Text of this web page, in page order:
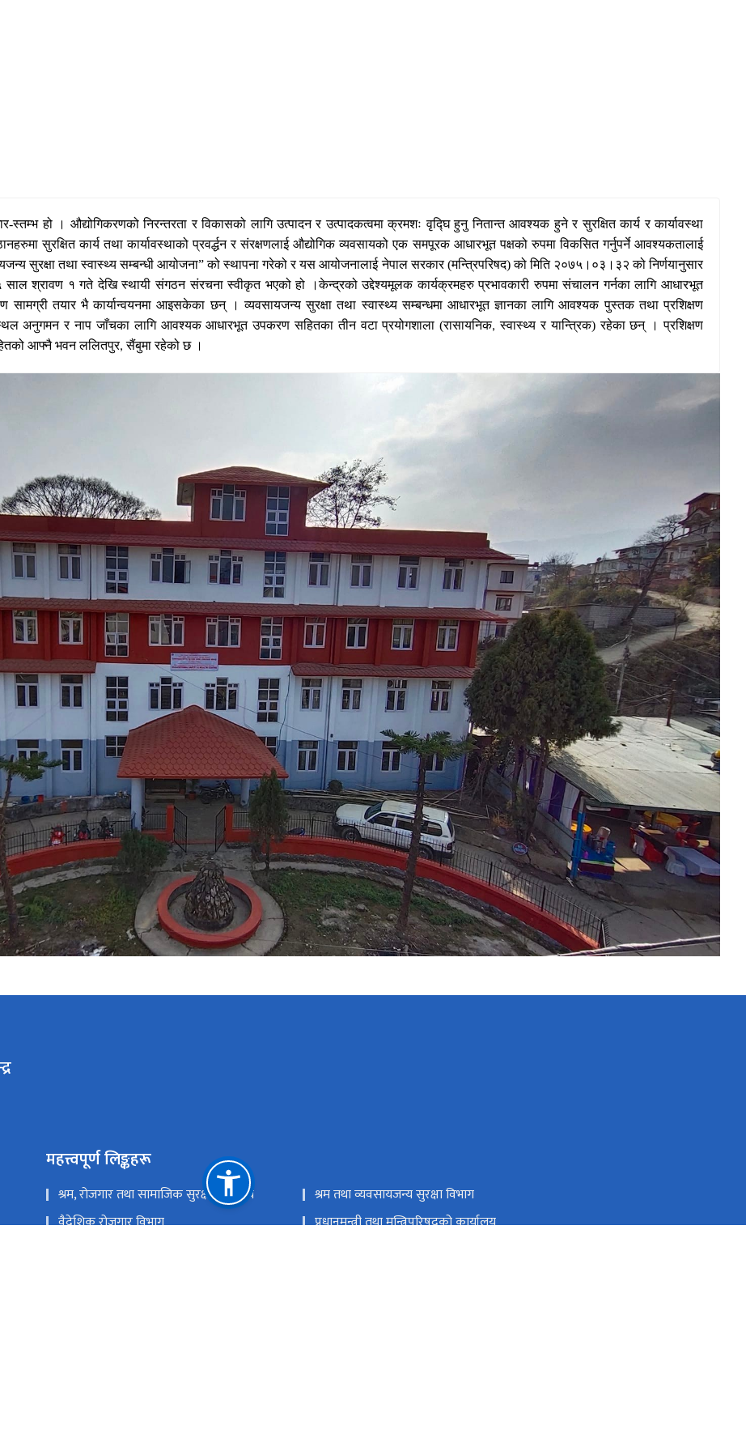
हो । औद्योगिकरणको निरन्तरता र विकासको लागि उत्पादन र उत्पादकत्वमा क्रमशः वृद्घि हुनु नितान्त आवश्यक हुने र सुरक्षित कार्य र कार्यावस्था
सुरक्षित कार्य तथा कार्यावस्थाको प्रवर्द्धन र संरक्षणलाई औद्योगिक व्यवसायको एक समपूरक आधारभूत पक्षको रुपमा विकसित गर्नुपर्ने आवश्यकतालाई
सुरक्षा तथा स्वास्थ्य सम्बन्धी आयोजना”को स्थापना गरेको र यस आयोजनालाई नेपाल सरकार (मन्त्रिपरिषद) को मिति २०७५।०३।३२ को निर्णयानुसार
साल श्रावण १ गते देखि स्थायी संगठन संरचना स्वीकृत भएको हो ।केन्द्रको उद्देश्यमूलक कार्यक्रमहरु प्रभावकारी रुपमा संचालन गर्नका लागि आधारभूत
सामग्री तयार भै कार्यान्वयनमा आइसकेका छन् । व्यवसायजन्य सुरक्षा तथा स्वास्थ्य सम्बन्धमा आधारभूत ज्ञानका लागि आवश्यक पुस्तक तथा प्रशिक्षण
अनुगमन र नाप जाँचका लागि आवश्यक आधारभूत उपकरण सहितका तीन वटा प्रयोगशाला (रासायनिक,स्वास्थ्य र यान्त्रिक) रहेका छन् । प्रशिक्षण
आफ्नै भवन ललितपुर,सैंबुमा रहेको छ ।
महत्त्वपूर्ण लिङ्कहरू
श्रम, रोजगार तथा सामाजिक सुरक्षा मन्त्रालय
श्रम तथा व्यवसायजन्य सुरक्षा विभाग
वैदेशिक रोजगार विभाग
प्रधानमन्त्री तथा मन्त्रिपरिषद्को कार्यालय